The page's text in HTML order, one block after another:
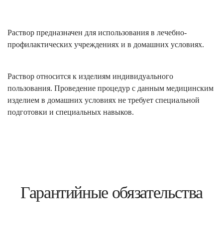
Раствор предназначен для использования в лечебно-
профилактических учреждениях и в домашних условиях.
Раствор относится к изделиям индивидуального
пользования. Проведение процедур с данным медицинским
изделием в домашних условиях не требует специальной
подготовки и специальных навыков.
Гарантийные обязательства